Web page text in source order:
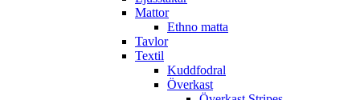
Mattor
Ethno matta
Tavlor
Textil
Kuddfodral
Överkast